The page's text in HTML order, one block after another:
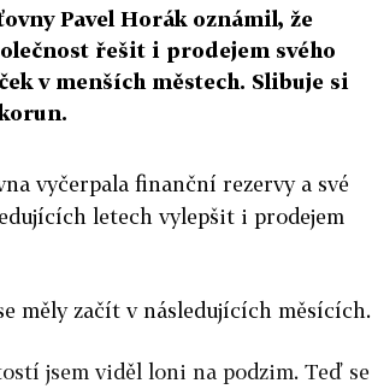
Pavel Horák oznámil, že
řešit i prodejem svého
v menších městech. Slibuje si
vyčerpala finanční rezervy a své
letech vylepšit i prodejem
měly začít v následujících měsících.
jsem viděl loni na podzim. Teď se